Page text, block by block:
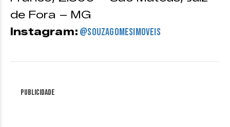
de Fora – MG
Instagram: @souzagomesimoveis
Publicidade